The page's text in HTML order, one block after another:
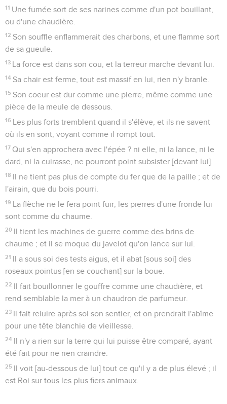
11 Une fumée sort de ses narines comme d'un pot bouillant,
ou d'une chaudière.
12 Son souffle enflammerait des charbons, et une flamme sort
de sa gueule.
13 La force est dans son cou, et la terreur marche devant lui.
14 Sa chair est ferme, tout est massif en lui, rien n'y branle.
15 Son coeur est dur comme une pierre, même comme une
pièce de la meule de dessous.
16 Les plus forts tremblent quand il s'élève, et ils ne savent
où ils en sont, voyant comme il rompt tout.
17 Qui s'en approchera avec l'épée ? ni elle, ni la lance, ni le
dard, ni la cuirasse, ne pourront point subsister [devant lui].
18 Il ne tient pas plus de compte du fer que de la paille ; et de
l'airain, que du bois pourri.
19 La flèche ne le fera point fuir, les pierres d'une fronde lui
sont comme du chaume.
20 Il tient les machines de guerre comme des brins de
chaume ; et il se moque du javelot qu'on lance sur lui.
21 Il a sous soi des tests aigus, et il abat [sous soi] des
roseaux pointus [en se couchant] sur la boue.
22 Il fait bouillonner le gouffre comme une chaudière, et
rend semblable la mer à un chaudron de parfumeur.
23 Il fait reluire après soi son sentier, et on prendrait l'abîme
pour une tête blanchie de vieillesse.
24 Il n'y a rien sur la terre qui lui puisse être comparé, ayant
été fait pour ne rien craindre.
25 Il voit [au-dessous de lui] tout ce qu'il y a de plus élevé ; il
est Roi sur tous les plus fiers animaux.